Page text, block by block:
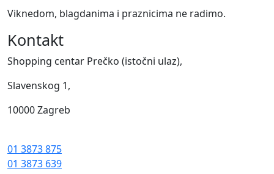
Viknedom, blagdanima i praznicima ne radimo.
Kontakt
Shopping centar Prečko (istočni ulaz),
Slavenskog 1,
10000 Zagreb
01 3873 875
01 3873 639